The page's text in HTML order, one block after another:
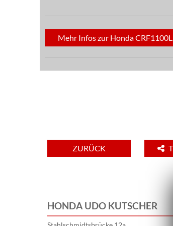
Mehr Infos zur Honda
ZURÜCK
HONDA UDO KUTSCHER